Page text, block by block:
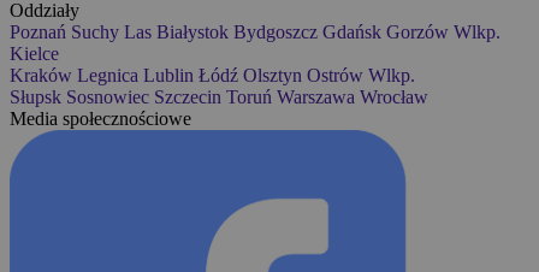
Oddziały
Poznań Suchy Las Białystok Bydgoszcz Gdańsk Gorzów Wlkp.
Kielce
Kraków Legnica Lublin Łódź Olsztyn Ostrów Wlkp.
Słupsk Sosnowiec Szczecin Toruń Warszawa Wrocław
Media społecznościowe